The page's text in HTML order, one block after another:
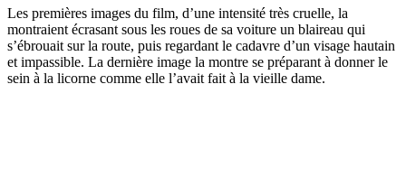
Les premières images du film, d’une intensité très cruelle, la
montraient écrasant sous les roues de sa voiture un blaireau qui
s’ébrouait sur la route, puis regardant le cadavre d’un visage hautain
et impassible. La dernière image la montre se préparant à donner le
sein à la licorne comme elle l’avait fait à la vieille dame.